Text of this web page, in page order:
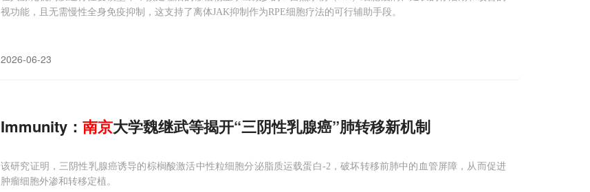
视功能，且无需慢性全身免疫抑制，这支持了离体JAK抑制作为RPE细胞疗法的可行辅助手段。
2026-06-23
Immunity： 南京大学魏继武等揭开“三阴性乳腺癌”肺转移新机制
该研究证明，三阴性乳腺癌诱导的棕榈酸激活中性粒细胞分泌脂质运载蛋白-2，破坏转移前肺中的血管屏障，从而促进
肿瘤细胞外渗和转移定植。